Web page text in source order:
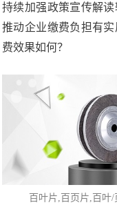
持续加强政策宣传解读
推动企业缴费负担有
费效果如何？
百叶片,百页片, 百叶/